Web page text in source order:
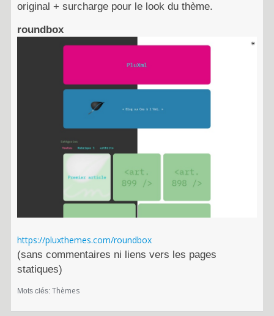
original + surcharge pour le look du thème.
roundbox
https://pluxthemes.com/roundbox
(sans commentaires ni liens vers les pages
statiques)
Mots clés: Thèmes